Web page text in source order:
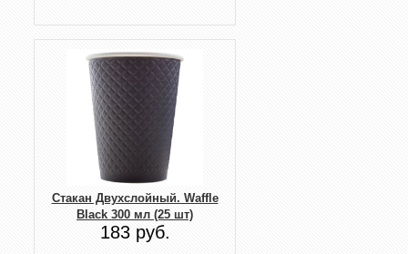
Стакан Двухслойный. Waffle
Black 300 мл (25 шт)
183 руб.